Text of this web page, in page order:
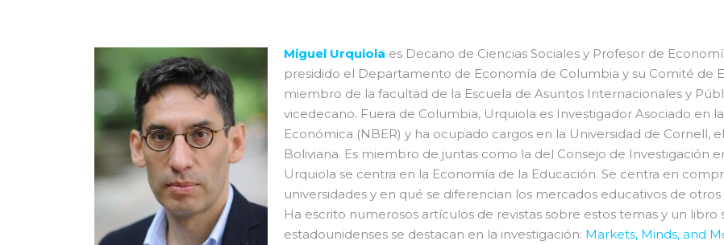
Miguel Urquiola es Decano de Ciencias Sociales y Profesor de
presidido el Departamento de Economía de Columbia y su Comité de
miembro de la facultad de la Escuela de Asuntos Internacionales y
vicedecano. Fuera de Columbia, Urquiola es Investigador Asociado en
Económica (NBER) y ha ocupado cargos en la Universidad de Cornell,
Boliviana. Es miembro de juntas como la del Consejo de Investigación
Urquiola se centra en la Economía de la Educación. Se centra en
universidades y en qué se diferencian los mercados educativos de
Ha escrito numerosos artículos de revistas sobre estos temas y un
estadounidenses se destacan en la investigación: Markets, Minds, and